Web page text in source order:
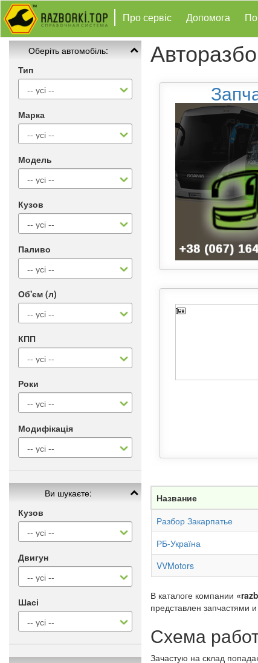
Про сервіс Допомога
Оберіть автомобіль:
Тип
Марка
Модель
Кузов
Паливо
Об'єм (л)
КПП
Роки
Модифікація
Ви шукаєте:
Кузов
Двигун
Шасі
Название
Разбор Закарпатье
РБ-Україна
VVMotors
В каталоге компании
представлен запчастями
Схема
Зачастую на склад